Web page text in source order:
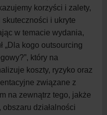
korzyści i zalety,
i ukryte
w temacie wydania,
„Dla kogo outsourcing
który na
koszty, ryzyko oraz
związane z
na zewnątrz tego, jakże
obszaru działalności